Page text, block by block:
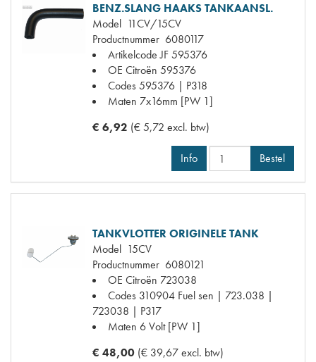
BENZ.SLANG HAAKS TANKAANSL.
Model 11CV/15CV
Productnummer 6080117
Artikelcode JF595376
OE Citroën 595376
Codes595376 | P318
Maten 7x16mm [PW 1]
€ 6,92 (€ 5,72 excl. btw)
Info Bestel
TANKVLOTTER ORIGINELE TANK
Model 15CV
Productnummer 6080121
OE Citroën 723038
Codes 310904 Fuel sen | 723.038 |
723038 | P317
Maten 6 Volt [PW 1]
€ 48,00 (€ 39,67 excl. btw)